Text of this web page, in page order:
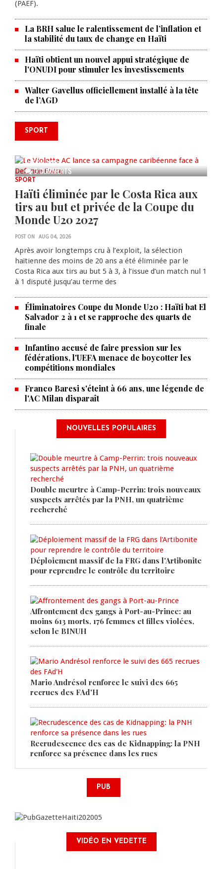
(PAEF).
La BRH salue le ralentissement de l’inflation et
la stabilité du taux de change en Haïti
Haïti obtient un nouvel appui stratégique de
l'ONUDI pour stimuler les investissements
Walter Gavellus officiellement installé à la tête
de l’AGD
SPORT
0 COMMENTS
Le Violette AC lance sa campagne
AUG 04, 2026
SPORT
Haïti éliminée par le Costa Rica aux
tirs au but et privée de la Coupe du
Monde U20 2027
POST ON AUG 04, 2026
Après avoir longtemps cru à l’exploit, la sélection
haïtienne des moins de 20 ans a été éliminée par le
Costa Rica aux tirs au but 5 à 3, à l’issue d’un match nul 1
à 1 disputé jusqu’au terme des
Éliminatoires Coupe du Monde U20 : Haïti bat El
Salvador 2 à 1 et se rapproche des quarts de
finale
Infantino accusé de faire pression sur les
fédérations, l'UEFA menace de boycotter les
compétitions mondiales
Franco Baresi s'éteint à 66 ans, une légende de
l'AC Milan disparaît
NOUVELLES POPULAIRES
Double meurtre à Camp-Perrin: trois nouveaux
suspects arrêtés par la PNH, un quatrième
recherché
Déploiement massif de la FRG dans l'Artibonite
pour reprendre le contrôle du territoire
Affrontement des gangs à Port-au-Prince: au
moins 613 morts, 176 femmes et filles violées,
selon le BINUH
Mario Andrésol renforce le suivi des 665
recrues des FAd'H
Recrudescence des cas de Kidnapping: la PNH
renforce sa présence dans les rues
PUB
VIDÉO EN VEDETTE